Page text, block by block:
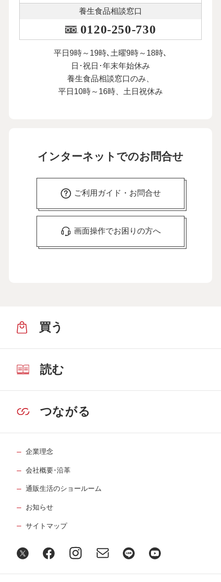
養生食品相談窓口
0120-250-730
平日9時～19時､土曜9時～18時､
日･祝日･年末年始休み
養生食品相談窓口のみ、
平日10時～16時、土日祝休み
インターネットでのお問合せ
ご利用ガイド・お問合せ
画面操作でお困りの方へ
買う
読む
つながる
企業理念
会社概要･沿革
通販生活のショールーム
お知らせ
サイトマップ